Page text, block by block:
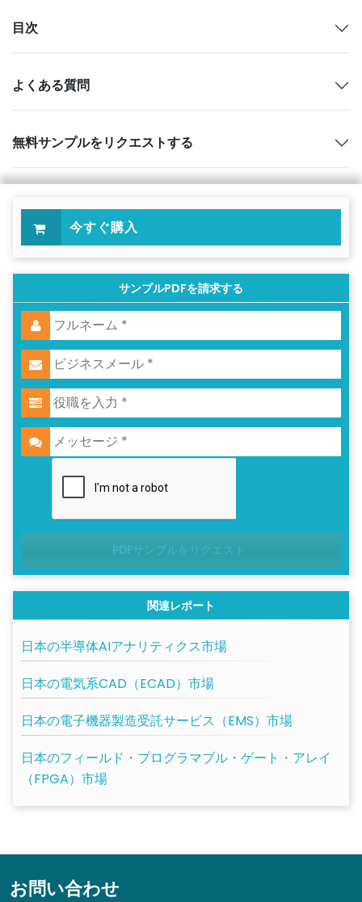
目次
よくある質問
無料サンプルをリクエストする
今すぐ購入
サンプルPDFを請求する
PDFサンプルをリクエスト
関連レポート
日本の半導体AIアナリティクス市場
日本の電気系CAD（ECAD）市場
日本の電子機器製造受託サービス（EMS）市場
日本のフィールド・プログラマブル・ゲート・アレイ
（FPGA）市場
お問い合わせ